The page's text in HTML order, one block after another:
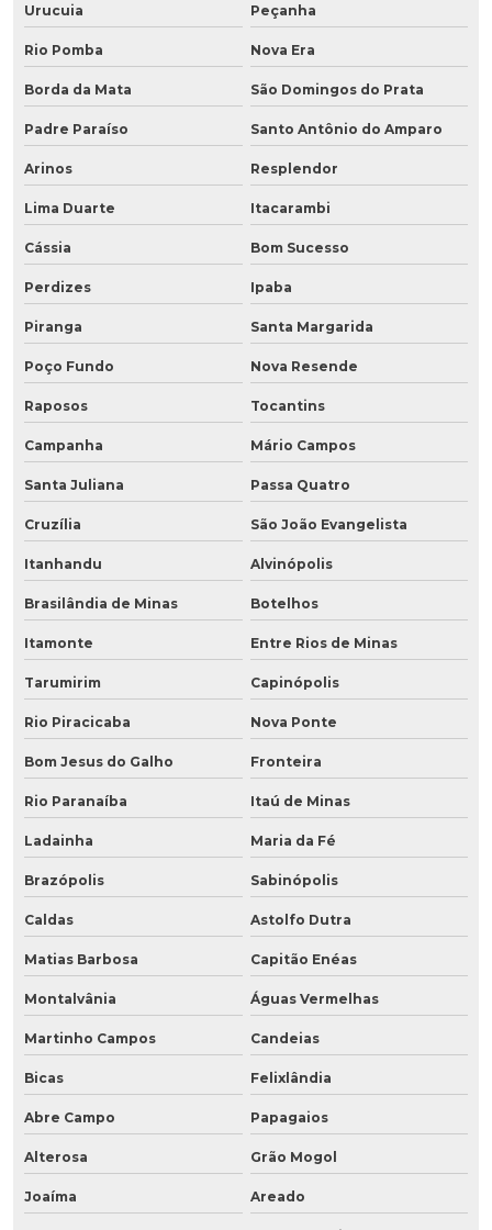
Urucuia Peçanha
Rio Pomba Nova Era
Borda da Mata São Domingos do Prata
Padre Paraíso Santo Antônio do Amparo
Arinos Resplendor
Lima Duarte Itacarambi
Cássia Bom Sucesso
Perdizes Ipaba
Piranga Santa Margarida
Poço Fundo Nova Resende
Raposos Tocantins
Campanha Mário Campos
Santa Juliana Passa Quatro
Cruzília São João Evangelista
Itanhandu Alvinópolis
Brasilândia de Minas Botelhos
Itamonte Entre Rios de Minas
Tarumirim Capinópolis
Rio Piracicaba Nova Ponte
Bom Jesus do Galho Fronteira
Rio Paranaíba Itaú de Minas
Ladainha Maria da Fé
Brazópolis Sabinópolis
Caldas Astolfo Dutra
Matias Barbosa Capitão Enéas
Montalvânia Águas Vermelhas
Martinho Campos Candeias
Bicas Felixlândia
Abre Campo Papagaios
Alterosa Grão Mogol
Joaíma Areado